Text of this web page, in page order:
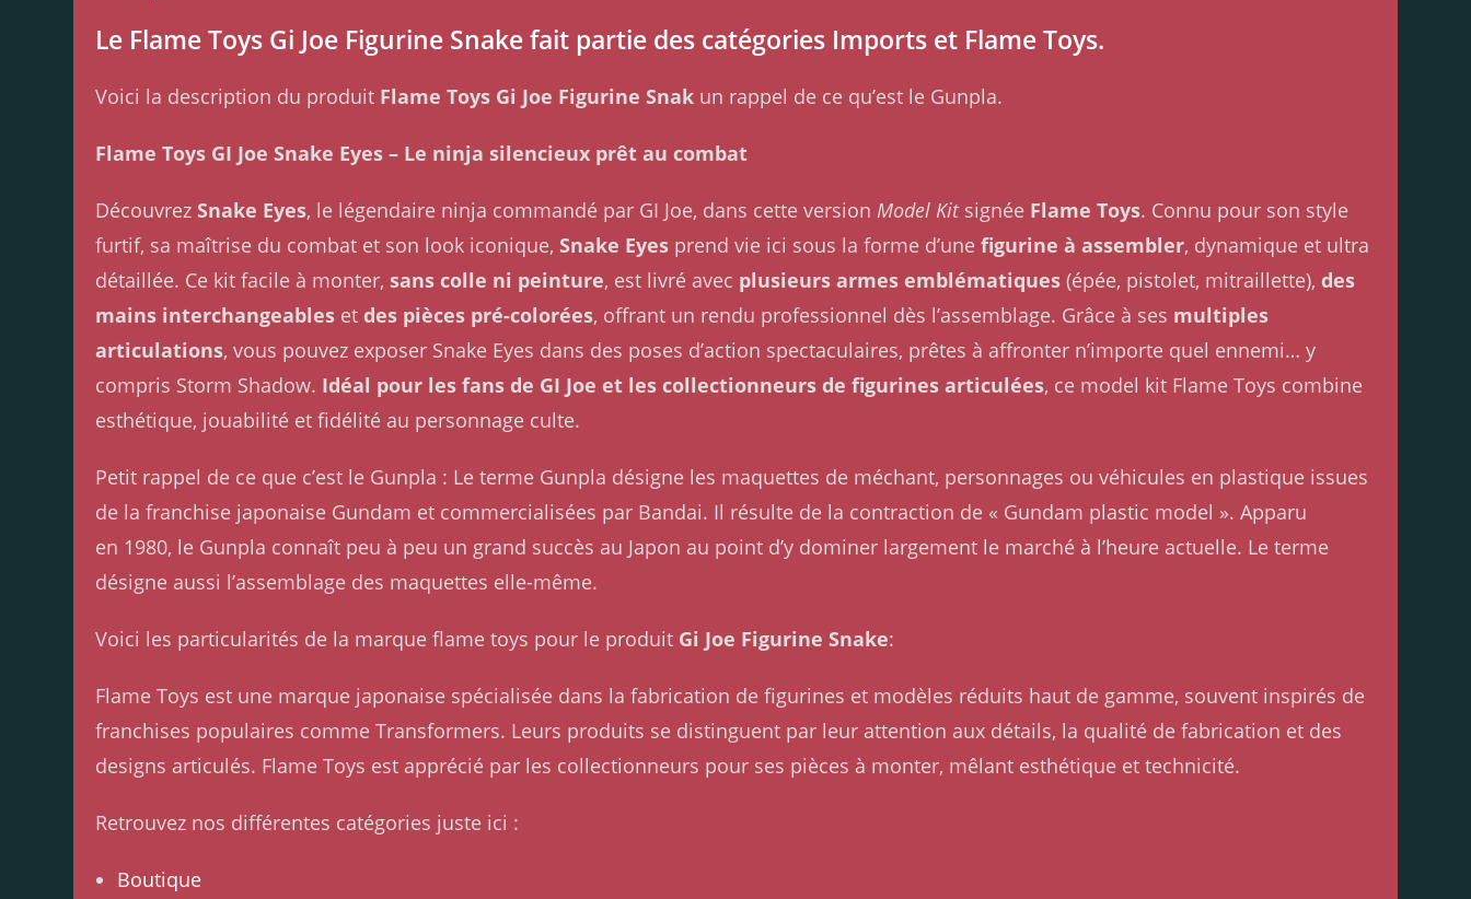
Le Flame Toys Gi Joe Figurine Snake fait partie des catégories Imports et Flame Toys.
Voici la description du produit Flame Toys Gi Joe Figurine Snak un rappel de ce qu’est le Gunpla.
Flame Toys GI Joe Snake Eyes – Le ninja silencieux prêt au combat
DécouvrezSnake Eyes, le légendaire ninja commandé par GI Joe, dans cette version Model Kitsignée Flame Toys. Connu pour son style
furtif, sa maîtrise du combat et son look iconique,Snake Eyes prend vie ici sous la forme d’unefigurine à assembler, dynamique et ultra
détaillée. Ce kit facile à monter,sans colle ni peinture, est livré avec plusieurs armes emblématiques (épée, pistolet, mitraillette),des
mains interchangeables etdes pièces pré-colorées, offrant un rendu professionnel dès l’assemblage. Grâce à ses multiples
articulations, vous pouvez exposer Snake Eyes dans des poses d’action spectaculaires, prêtes à affronter n’importe quel ennemi… y
compris Storm Shadow. Idéal pour les fans de GI Joe et les collectionneurs de figurines articulées, ce model kit Flame Toys combine
esthétique, jouabilité et fidélité au personnage culte.
Petit rappel de ce que c’est le Gunpla : Le terme Gunpla désigne les maquettes de méchant, personnages ou véhicules en plastique issues
de la franchise japonaise Gundam et commercialisées par Bandai. Il résulte de la contraction de « Gundam plastic model ». Apparu
en 1980, le Gunpla connaît peu à peu un grand succès au Japon au point d’y dominer largement le marché à l’heure actuelle. Le terme
désigne aussi l’assemblage des maquettes elle-même.
Voici les particularités de la marque flame toys pour le produit Gi Joe Figurine Snake:
Flame Toys est une marque japonaise spécialisée dans la fabrication de figurines et modèles réduits haut de gamme, souvent inspirés de
franchises populaires comme Transformers. Leurs produits se distinguent par leur attention aux détails, la qualité de fabrication et des
designs articulés. Flame Toys est apprécié par les collectionneurs pour ses pièces à monter, mêlant esthétique et technicité.
Retrouvez nos différentes catégories juste ici :
Boutique